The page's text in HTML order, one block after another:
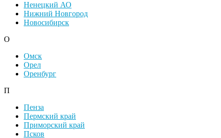
Ненецкий АО
Нижний Новгород
Новосибирск
О
Омск
Орел
Оренбург
П
Пенза
Пермский край
Приморский край
Псков